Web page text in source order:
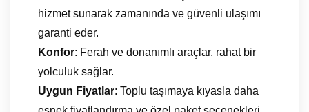
hizmet sunarak zamanında ve güvenli ulaşımı
garanti eder.
Konfor: Ferah ve donanımlı araçlar, rahat bir
yolculuk sağlar.
Uygun Fiyatlar: Toplu taşımaya kıyasla daha